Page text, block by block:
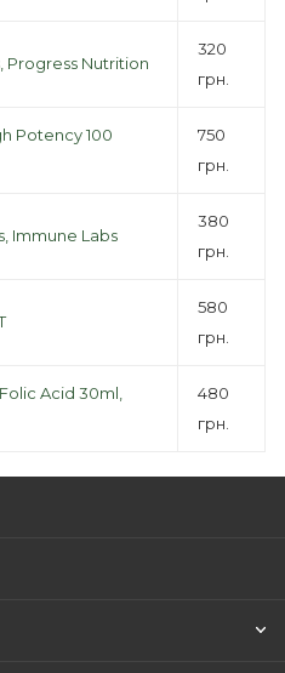
Progress Nutrition
320
грн.
Potency 100
750
грн.
Immune Labs
380
грн.
580
грн.
Acid 30ml,
480
грн.